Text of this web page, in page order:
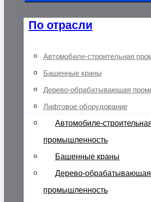
По отрасли
Автомобиле-строительная
Башенные краны
Дерево-обрабатывающая
Лифтовое оборудование
Автомобиле-
промышленность
Башенные краны
Дерево-обрабатывающая
промышленность